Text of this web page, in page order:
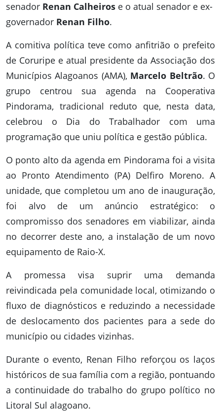
senador Renan Calheiros e o atual senador e ex-
governador Renan Filho.
A comitiva política teve como anfitrião o prefeito
de Coruripe e atual presidente da Associação dos
Municípios Alagoanos (AMA), Marcelo Beltrão. O
grupo centrou sua agenda na Cooperativa
Pindorama, tradicional reduto que, nesta data,
celebrou o Dia do Trabalhador com uma
programação que uniu política e gestão pública.
O ponto alto da agenda em Pindorama foi a visita
ao Pronto Atendimento (PA) Delfiro Moreno. A
unidade, que completou um ano de inauguração,
foi alvo de um anúncio estratégico: o
compromisso dos senadores em viabilizar, ainda
no decorrer deste ano, a instalação de um novo
equipamento de Raio-X.
A promessa visa suprir uma demanda
reivindicada pela comunidade local, otimizando o
fluxo de diagnósticos e reduzindo a necessidade
de deslocamento dos pacientes para a sede do
município ou cidades vizinhas.
Durante o evento, Renan Filho reforçou os laços
históricos de sua família com a região, pontuando
a continuidade do trabalho do grupo político no
Litoral Sul alagoano.